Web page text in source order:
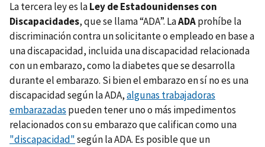
La tercera ley es laLey de Estadounidenses con
Discapacidades, que se llama “ADA”. LaADAprohíbe la
discriminación contra un solicitante o empleado en base a
una discapacidad, incluida una discapacidad relacionada
con un embarazo, como la diabetes que se desarrolla
durante el embarazo. Si bien el embarazo en sí no es una
discapacidad según la ADA,algunas trabajadoras
embarazadas pueden tener uno o más impedimentos
relacionados con su embarazo que califican como una
"discapacidad"según la ADA. Es posible que un